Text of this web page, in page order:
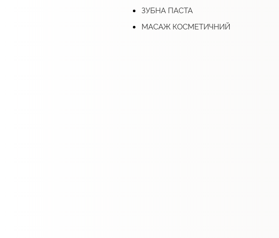
ЗУБНА ПАСТА
МАСАЖ КОСМЕТИЧНИЙ